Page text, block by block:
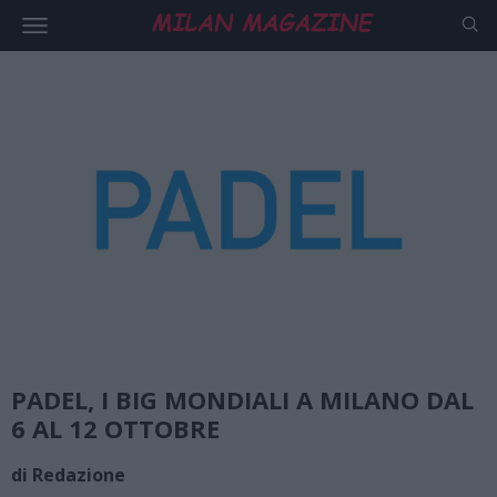
PADEL, I BIG MONDIALI A MILANO DAL
6 AL 12 OTTOBRE
di Redazione